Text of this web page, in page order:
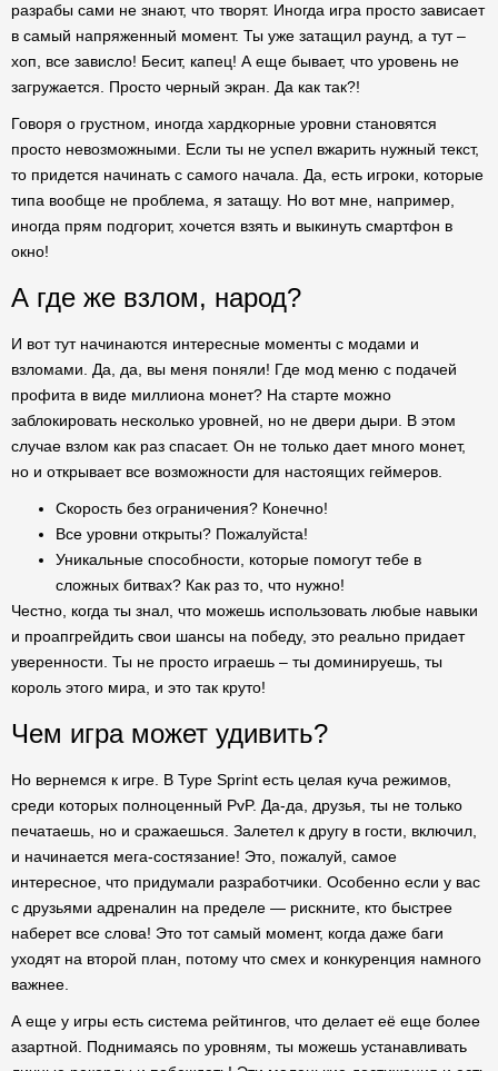
разрабы сами не знают, что творят. Иногда игра просто зависает
в самый напряженный момент. Ты уже затащил раунд, а тут –
хоп, все зависло! Бесит, капец! А еще бывает, что уровень не
загружается. Просто черный экран. Да как так?!
Говоря о грустном, иногда хардкорные уровни становятся
просто невозможными. Если ты не успел вжарить нужный текст,
то придется начинать с самого начала. Да, есть игроки, которые
типа вообще не проблема, я затащу. Но вот мне, например,
иногда прям подгорит, хочется взять и выкинуть смартфон в
окно!
А где же взлом, народ?
И вот тут начинаются интересные моменты с модами и
взломами. Да, да, вы меня поняли! Где мод меню с подачей
профита в виде миллиона монет? На старте можно
заблокировать несколько уровней, но не двери дыри. В этом
случае взлом как раз спасает. Он не только дает много монет,
но и открывает все возможности для настоящих геймеров.
Скорость без ограничения? Конечно!
Все уровни открыты? Пожалуйста!
Уникальные способности, которые помогут тебе в
сложных битвах? Как раз то, что нужно!
Честно, когда ты знал, что можешь использовать любые навыки
и проапгрейдить свои шансы на победу, это реально придает
уверенности. Ты не просто играешь – ты доминируешь, ты
король этого мира, и это так круто!
Чем игра может удивить?
Но вернемся к игре. В Type Sprint есть целая куча режимов,
среди которых полноценный PvP. Да-да, друзья, ты не только
печатаешь, но и сражаешься. Залетел к другу в гости, включил,
и начинается мега-состязание! Это, пожалуй, самое
интересное, что придумали разработчики. Особенно если у вас
с друзьями адреналин на пределе — рискните, кто быстрее
наберет все слова! Это тот самый момент, когда даже баги
уходят на второй план, потому что смех и конкуренция намного
важнее.
А еще у игры есть система рейтингов, что делает её еще более
азартной. Поднимаясь по уровням, ты можешь устанавливать